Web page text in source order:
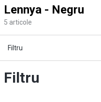
Lennya - Negru
5 articole
Filtru
Filtru